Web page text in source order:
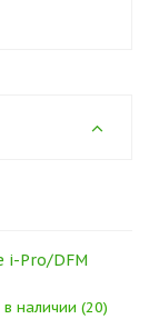
i-Pro/DFM
в наличии (20)